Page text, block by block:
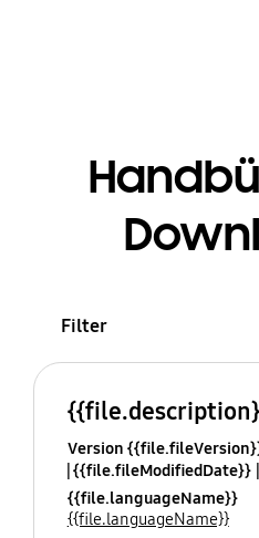
Filter
Version
{{file.fileModifiedDate}}
{{file.languageName}}
{{file.languageName}}